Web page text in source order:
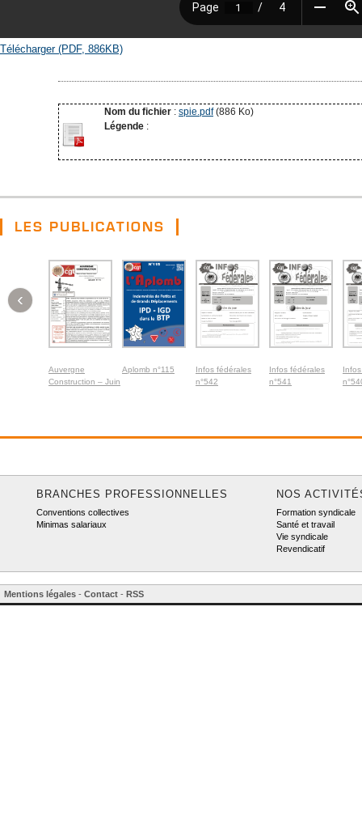
Télécharger (PDF, 886KB)
Nom du fichier : spie.pdf(886 Ko)
Légende :
LES PUBLICATIONS
Auvergne
Construction – Juin
Aplomb n°115
Infos fédérales
n°542
Infos fédérales
n°541
‹
BRANCHES PROFESSIONNELLES
Conventions collectives
Minimas salariaux
NOS
Formation syndicale
Santé et travail
Vie syndicale
Revendicatif
Mentions légales - Contact - RSS